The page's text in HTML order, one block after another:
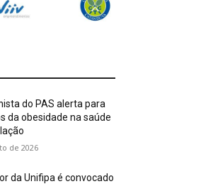
do PAS alerta para
da obesidade na saúde
de 2026
da Unifipa é convocado